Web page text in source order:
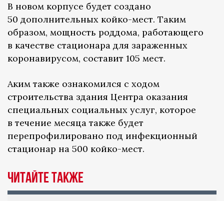
В новом корпусе будет создано
50 дополнительных койко-мест. Таким
образом, мощность роддома, работающего
в качестве стационара для зараженных
коронавирусом, составит 105 мест.
Аким также ознакомился с ходом
строительства здания Центра оказания
специальных социальных услуг, которое
в течение месяца также будет
перепрофилировано под инфекционный
стационар на 500 койко-мест.
Читайте также